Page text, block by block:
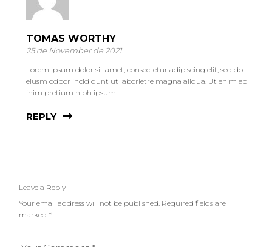
TOMAS WORTHY
25 de November de 2021
Lorem ipsum dolor sit amet, consectetur adipiscing elit, sed do
eiusm odpor incididunt ut laborietre magna aliqua. Ut enim ad
inim pretium nibh ipsum.
REPLY
Leave a Reply
Your email address will not be published. Required fields are
marked *